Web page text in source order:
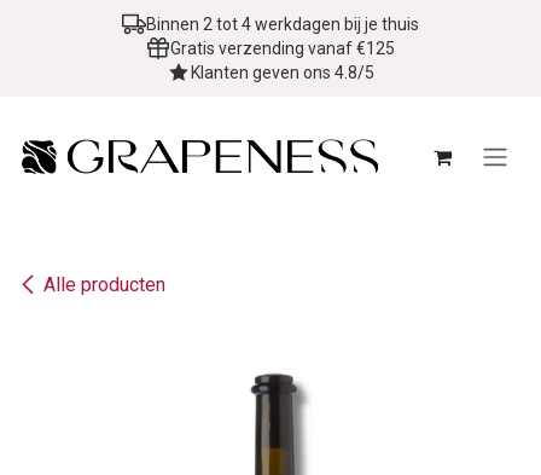
Overslaan naar inhoudBinnen 2 tot 4 werkdagen bij je thuis
Gratis verzending vanaf €125
Klanten geven ons 4.8/5
Alle producten